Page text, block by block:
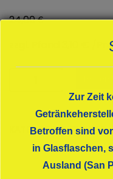
24,00€
zzgl. Pfand 3,10 € /
Menge
KATEGORIE:BIERE HEFE
Zur Zeit
Betroffen sind
in Glasflaschen,
Ausland (San